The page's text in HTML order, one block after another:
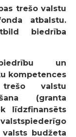
trešo valstu
atbalstu.
biedrība
un
kompetences
valstu
(granta
līdzfinansēts
budžeta